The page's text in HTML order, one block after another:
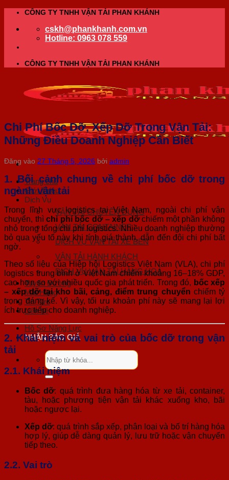
CÔNG TY TNHH VẬN TẢI PHAN KHÁNH
cskh@phankhanh.com.vn
Hotline: 0963 078 559
CÔNG TY TNHH VẬN TẢI PHAN KHÁNH
Trang chủ
Giới Thiệu
Dịch Vụ
VẬN TẢI CHUYÊN DỤNG
VẬN TẢI CONTAINER
DỊCH VỤ VẬN TẢI XE BEN
VẬN TẢI HÀNH KHÁCH
DỊCH VỤ VẬN TẢI HÀNG HOÁ
Tuyến Đường
Mặt Hàng
Tin Tức
Liên hệ
Hồ Sơ Năng Lực
NHẬN BÁO GIÁ
Tìm
kiếm:
Chi Phí Bốc Dỡ, Xếp Dỡ Trong Vận Tải:
Những Điều Doanh Nghiệp Cần Biết
Đăng vào 27 Tháng 5, 2026 bởi admin
1. Bối cảnh chung về chi phí bốc dỡ trong
ngành vận tải
Trong lĩnh vực logistics tại Việt Nam, ngoài chi phí vận
chuyển, thìchi phí bốc dỡ – xếp dỡchiếm một phần không
nhỏ trong tổng chi phí logistics. Nhiều doanh nghiệp thường
bỏ qua yếu tố này khi tính giá thành, dẫn đến đội chi phí bất
ngờ.
Theo số liệu của Hiệp hội Logistics Việt Nam (VLA), chi phí
logistics trung bình ở Việt Nam chiếm khoảng 16–18% GDP,
cao hơn so với nhiều quốc gia phát triển. Trong đó, bốc xếp
– xếp dỡ tại kho bãi, cảng, điểm trung chuyển chiếm tỷ
trọng đáng kể. Vì vậy, tối ưu khoản phí này sẽ mang lại lợi
ích trực tiếp cho doanh nghiệp.
2. Khái niệm và vai trò của bốc dỡ trong vận
tải
2.1. Khái niệm
Bốc dỡ: quá trình đưa hàng hóa từ xe tải, container,
tàu, hoặc phương tiện vận tải khác xuống kho, bãi
hoặc ngược lại.
Xếp dỡ: quá trình sắp xếp, phân loại và bố trí hàng hóa
hợp lý, giúp dễ dàng quản lý, lưu trữ hoặc vận chuyển
tiếp theo.
2.2. Vai trò